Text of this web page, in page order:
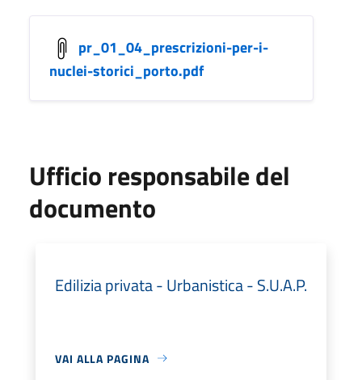
pr_01_04_prescrizioni-per-i-
nuclei-storici_porto.pdf
Ufficio responsabile del
documento
Edilizia privata - Urbanistica - S.U.A.P.
VAI ALLA PAGINA